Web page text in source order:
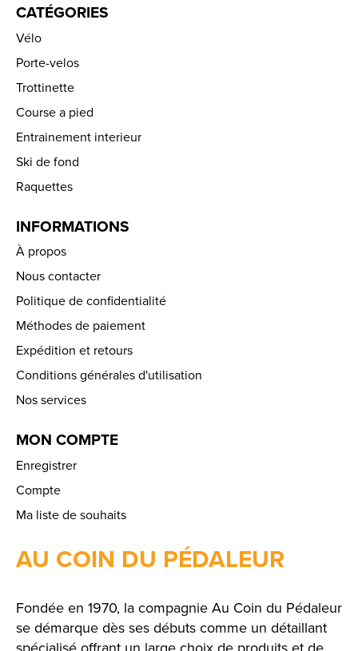
CATÉGORIES
Vélo
Porte-velos
Trottinette
Course a pied
Entrainement interieur
Ski de fond
Raquettes
INFORMATIONS
À propos
Nous contacter
Politique de confidentialité
Méthodes de paiement
Expédition et retours
Conditions générales d'utilisation
Nos services
MON COMPTE
Enregistrer
Compte
Ma liste de souhaits
AU COIN DU PÉDALEUR
Fondée en 1970, la compagnie Au Coin du Pédaleur
se démarque dès ses débuts comme un détaillant